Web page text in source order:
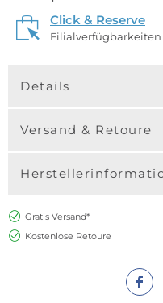
Click & Reserve
Filialverfügbarkeiten
Details
Versand & Retoure
Gratis Versand*
Kostenlose Retoure